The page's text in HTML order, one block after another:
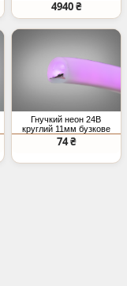
4940 ₴
Гнучкий неон 24В
круглий 11мм бузкове
світло IP67
74 ₴